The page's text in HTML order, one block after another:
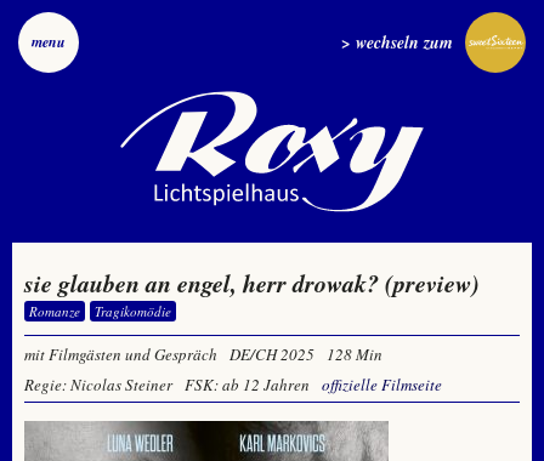
menu > wechseln zum
sie glauben an engel, herr drowak? (preview)
Romanze Tragikomödie
mit Filmgästen und Gespräch DE/CH 2025
128 Min
Regie: Nicolas Steiner
FSK: ab 12 Jahren offizielle Filmseite